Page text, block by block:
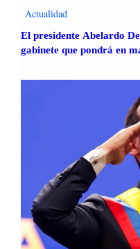
Actualidad
El presidente Abelardo
gabinete que pondrá en